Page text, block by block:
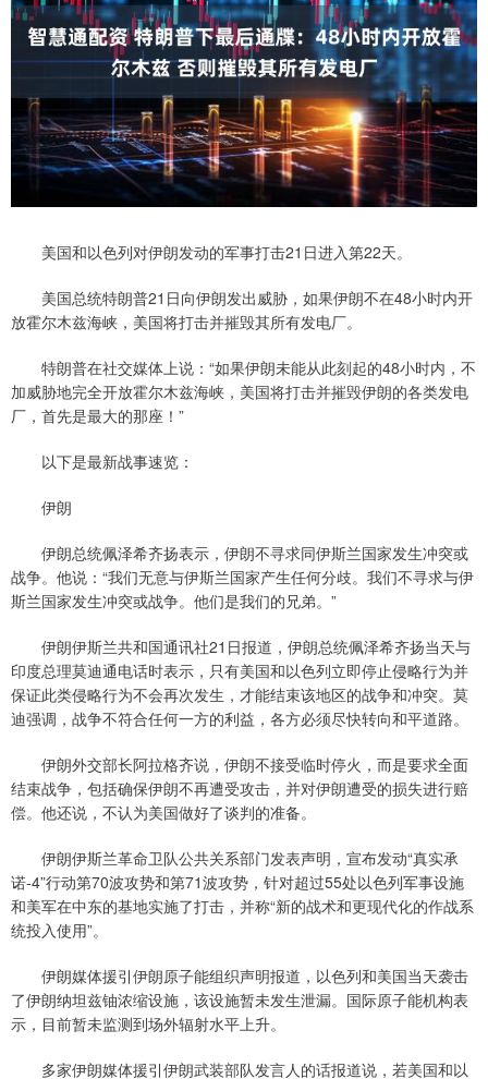
美国和以色列对伊朗发动的军事打击21日进入第22天。
美国总统特朗普21日向伊朗发出威胁，如果伊朗不在48小时内开
放霍尔木兹海峡，美国将打击并摧毁其所有发电厂。
特朗普在社交媒体上说：“如果伊朗未能从此刻起的48小时内，不
加威胁地完全开放霍尔木兹海峡，美国将打击并摧毁伊朗的各类发电
厂，首先是最大的那座！”
以下是最新战事速览：
伊朗
伊朗总统佩泽希齐扬表示，伊朗不寻求同伊斯兰国家发生冲突或
战争。他说：“我们无意与伊斯兰国家产生任何分歧。我们不寻求与伊
斯兰国家发生冲突或战争。他们是我们的兄弟。”
伊朗伊斯兰共和国通讯社21日报道，伊朗总统佩泽希齐扬当天与
印度总理莫迪通电话时表示，只有美国和以色列立即停止侵略行为并
保证此类侵略行为不会再次发生，才能结束该地区的战争和冲突。莫
迪强调，战争不符合任何一方的利益，各方必须尽快转向和平道路。
伊朗外交部长阿拉格齐说，伊朗不接受临时停火，而是要求全面
结束战争，包括确保伊朗不再遭受攻击，并对伊朗遭受的损失进行赔
偿。他还说，不认为美国做好了谈判的准备。
伊朗伊斯兰革命卫队公共关系部门发表声明，宣布发动“真实承
诺-4”行动第70波攻势和第71波攻势，针对超过55处以色列军事设施
和美军在中东的基地实施了打击，并称“新的战术和更现代化的作战系
统投入使用”。
伊朗媒体援引伊朗原子能组织声明报道，以色列和美国当天袭击
了伊朗纳坦兹铀浓缩设施，该设施暂未发生泄漏。国际原子能机构表
示，目前暂未监测到场外辐射水平上升。
多家伊朗媒体援引伊朗武装部队发言人的话报道说，若美国和以